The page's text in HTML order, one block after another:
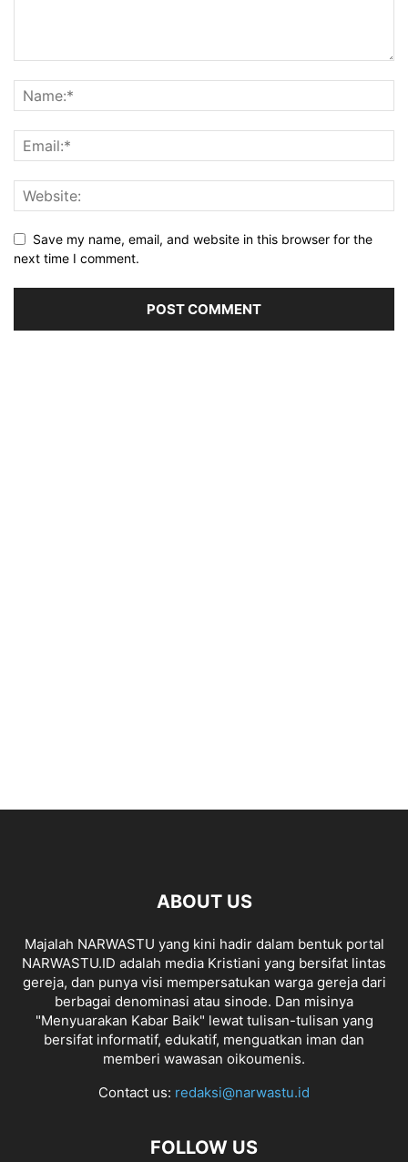
Save my name, email, and website in this browser for the
next time I comment.
ABOUT US
Majalah NARWASTU yang kini hadir dalam bentuk portal
NARWASTU.ID adalah media Kristiani yang bersifat lintas
gereja, dan punya visi mempersatukan warga gereja dari
berbagai denominasi atau sinode. Dan misinya
"Menyuarakan Kabar Baik" lewat tulisan-tulisan yang
bersifat informatif, edukatif, menguatkan iman dan
memberi wawasan oikoumenis.
Contact us: redaksi@narwastu.id
FOLLOW US